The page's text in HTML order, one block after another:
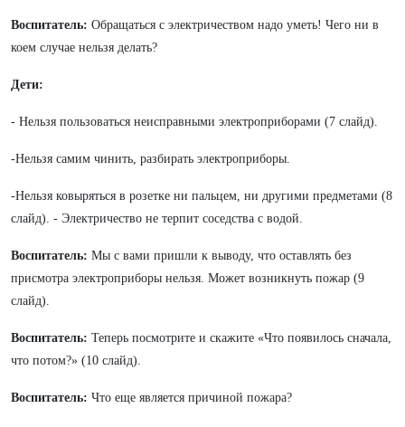
Воспитатель: Обращаться с электричеством надо уметь! Чего ни в
коем случае нельзя делать?
Дети:
- Нельзя пользоваться неисправными электроприборами (7 слайд).
-Нельзя самим чинить, разбирать электроприборы.
-Нельзя ковыряться в розетке ни пальцем, ни другими предметами (8
слайд). - Электричество не терпит соседства с водой.
Воспитатель: Мы с вами пришли к выводу, что оставлять без
присмотра электроприборы нельзя. Может возникнуть пожар (9
слайд).
Воспитатель: Теперь посмотрите и скажите «Что появилось сначала,
что потом?» (10 слайд).
Воспитатель: Что еще является причиной пожара?